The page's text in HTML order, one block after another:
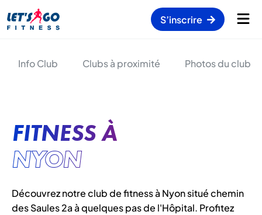
S’inscrire
Info Club Clubs à proximité Photos du club
FITNESS À
NYON
Découvrez notre club de fitness à Nyon situé chemin
des Saules 2a à quelques pas de l'Hôpital. Profitez